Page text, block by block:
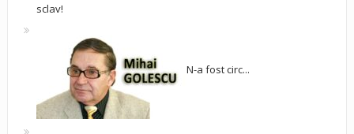
sclav!
N-a fost circ...